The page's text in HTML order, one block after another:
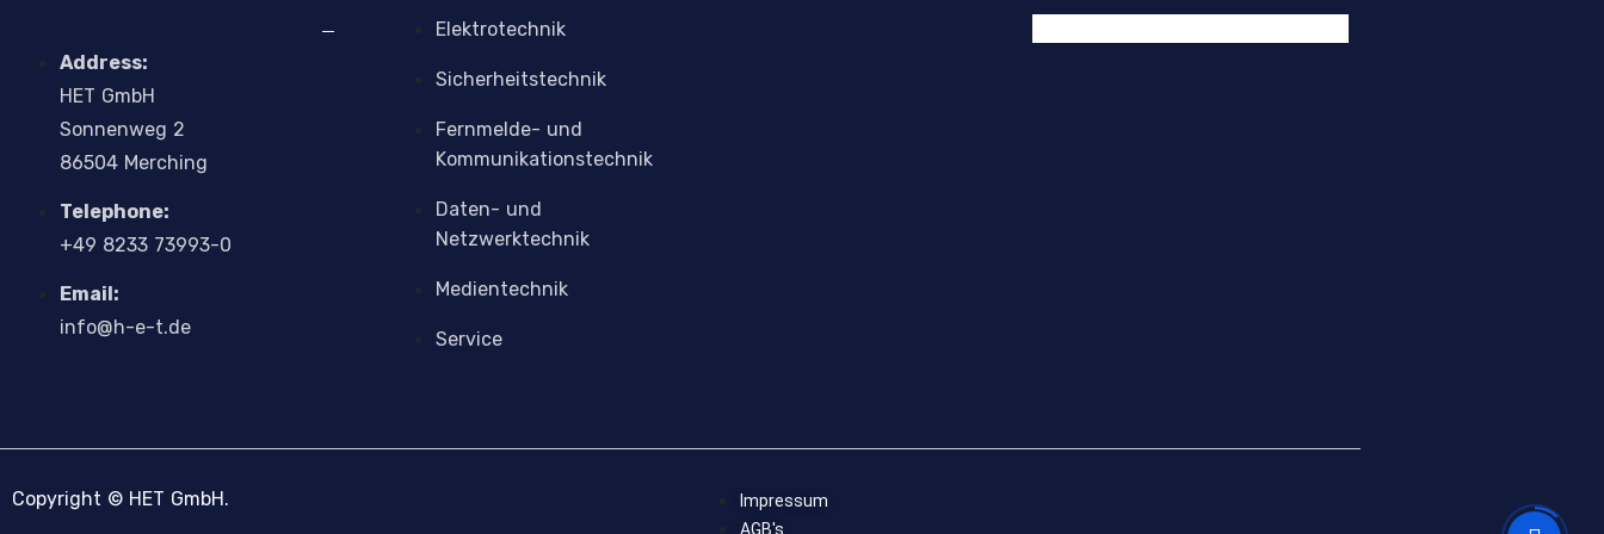
Address:
HET GmbH
Sonnenweg 2
86504 Merching
Telephone:
+49 8233 73993-0
Email:
info@h-e-t.de
Elektrotechnik
Sicherheitstechnik
Fernmelde- und
Kommunikationstechnik
Daten- und
Netzwerktechnik
Medientechnik
Service
Copyright © HET GmbH.
Impressum
AGB's